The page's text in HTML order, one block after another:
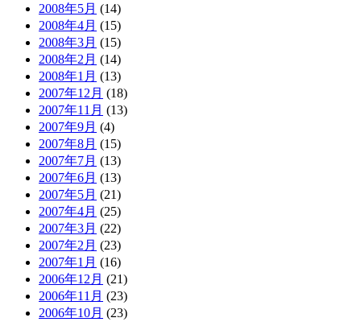
2008年5月 (14)
2008年4月 (15)
2008年3月 (15)
2008年2月 (14)
2008年1月 (13)
2007年12月 (18)
2007年11月 (13)
2007年9月 (4)
2007年8月 (15)
2007年7月 (13)
2007年6月 (13)
2007年5月 (21)
2007年4月 (25)
2007年3月 (22)
2007年2月 (23)
2007年1月 (16)
2006年12月 (21)
2006年11月 (23)
2006年10月 (23)